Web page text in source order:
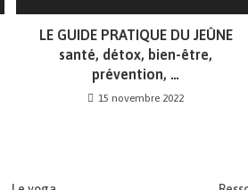
LE GUIDE PRATIQUE DU JEÛNE
santé, détox, bien-être,
prévention, …
15 novembre 2022